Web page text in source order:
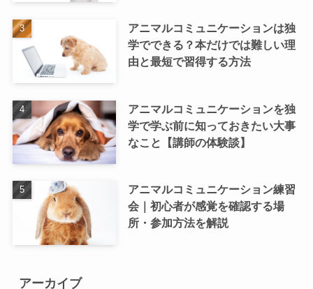
アニマルコミュニケーションは独
学でできる？本だけでは難しい理
由と最短で習得する方法
アニマルコミュニケーションを独
学で学ぶ前に知っておきたい大事
なこと【講師の体験談】
アニマルコミュニケーション練習
会｜初心者が感覚を確認する場
所・参加方法を解説
アーカイブ